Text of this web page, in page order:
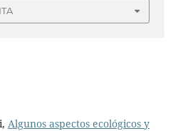
Algunos aspectos ecológicos y